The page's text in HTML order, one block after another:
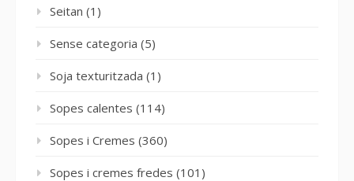
Seitan (1)
Sense categoria (5)
Soja texturitzada (1)
Sopes calentes (114)
Sopes i Cremes (360)
Sopes i cremes fredes (101)